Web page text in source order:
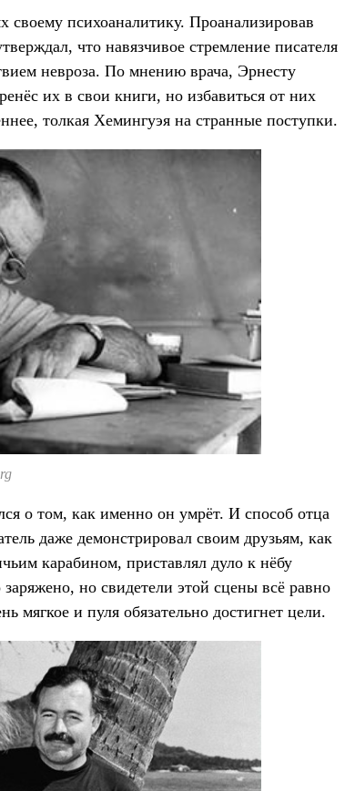
психоаналитику. Проанализировав
что навязчивое стремление писателя
невроза. По мнению врача, Эрнесту
их в свои книги, но избавиться от них
толкая Хемингуэя на странные поступки.
о том, как именно он умрёт. И способ отца
даже демонстрировал своим друзьям, как
карабином, приставлял дуло к нёбу
но свидетели этой сцены всё равно
мягкое и пуля обязательно достигнет цели.